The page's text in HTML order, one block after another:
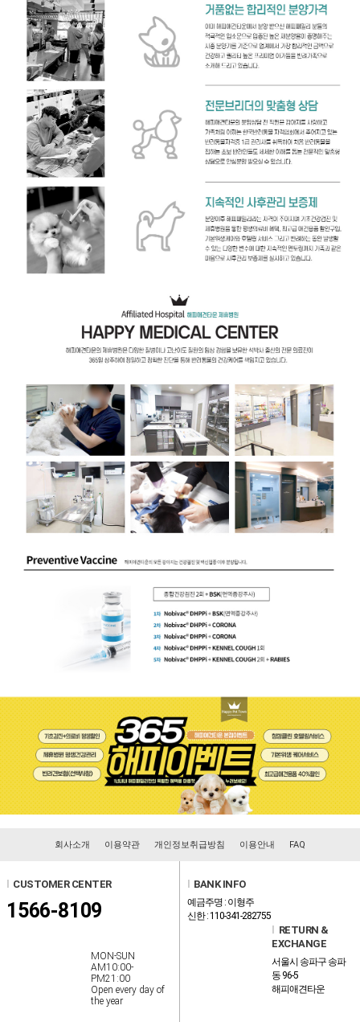
회사소개 이용약관 개인정보취급방침 이용안내 FAQ
l CUSTOMER CENTER
1566-8109
MON-SUN
AM10:00-
PM21:00
Open every day of
the year
l BANK INFO
예금주명 : 이형주
신한 : 110-341-282755
l RETURN &
EXCHANGE
서울시 송파구 송파
동 96-5
해피애견타운